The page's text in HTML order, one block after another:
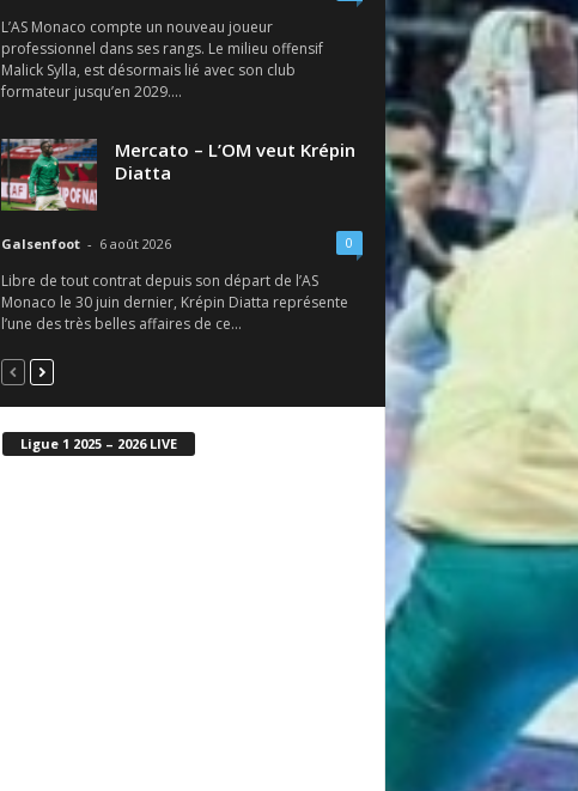
L’AS Monaco compte un nouveau joueur
professionnel dans ses rangs. Le milieu offensif
Malick Sylla, est désormais lié avec son club
formateur jusqu’en 2029....
Mercato – L’OM veut Krépin
Diatta
Galsenfoot - 6 août 2026 0
Libre de tout contrat depuis son départ de l’AS
Monaco le 30 juin dernier, Krépin Diatta représente
l’une des très belles affaires de ce...
Ligue 1 2025 – 2026 LIVE